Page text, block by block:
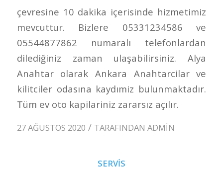
çevresine 10 dakika içerisinde hizmetimiz
mevcuttur. Bizlere 05331234586 ve
05544877862 numaralı telefonlardan
dilediğiniz zaman ulaşabilirsiniz. Alya
Anahtar olarak Ankara Anahtarcilar ve
kilitciler odasına kaydımiz bulunmaktadır.
Tüm ev oto kapilariniz zararsız açılır.
27 AĞUSTOS 2020 / TARAFINDAN ADMIN
SERVIS